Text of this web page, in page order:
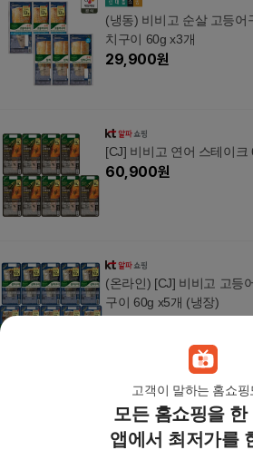
고객이 말하는 홈쇼핑
모든 홈쇼핑을 한
앱에서 최저가를
(냉동) 비비고 순살 고등어
치구이 60g x3개
29,900원
[CJ] 비비고 연어 스테이크
60,900원
(온라인) [CJ] 비비고 고등
구이 60g x5개 (냉장)
[CJ] 비비고 생선구이 고등
33,000원